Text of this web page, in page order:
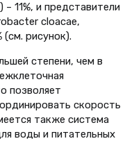
11%, и представители
cloacae,
(см. рисунок).
степени, чем в
позволяет
скорость
также система
воды и питательных